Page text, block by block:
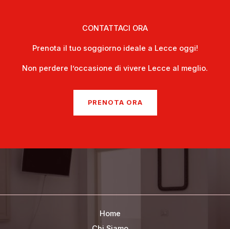
CONTATTACI ORA
Prenota il tuo soggiorno ideale a Lecce oggi!
Non perdere l’occasione di vivere Lecce al meglio.
PRENOTA ORA
Home